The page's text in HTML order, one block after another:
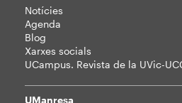
Notícies
Agenda
Blog
Xarxes socials
UCampus. Revista de la UVic-
UManresa